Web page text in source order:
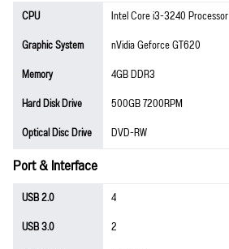
CPU
Intel Core i3-3240 Processor
Graphic System
nVidia Geforce GT620
Memory
4GB DDR3
Hard Disk Drive
500GB 7200RPM
Optical Disc Drive
DVD-RW
Port & Interface
USB 2.0
4
USB 3.0
2